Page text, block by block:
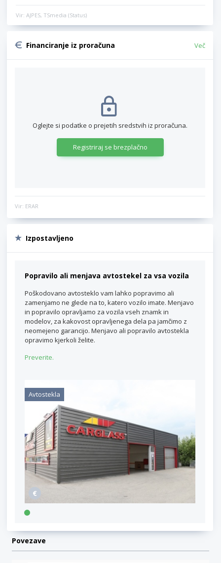
Vir: AJPES, TSmedia (Status)
Financiranje iz proračuna Več
Oglejte si podatke o prejetih sredstvih iz proračuna.
Registriraj se brezplačno
Vir: ERAR
Izpostavljeno
Popravilo ali menjava avtostekel za vsa vozila
Poškodovano avtosteklo vam lahko popravimo ali
zamenjamo ne glede na to, katero vozilo imate. Menjavo
in popravilo opravljamo za vozila vseh znamk in
modelov, za kakovost opravljenega dela pa jamčimo z
neomejeno garancijo. Menjavo ali popravilo avtostekla
opravimo kjerkoli želite.
Preverite.
Avtostekla
Povezave